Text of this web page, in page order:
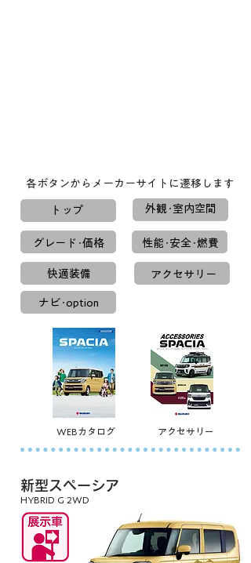
各ボタンからメーカーサイトに遷移します
トップ
グレード･価格 性能･安全･燃費
快適装備 アクセサリー
ナビ･option
外観･室内空間
WEBカタログ アクセサリー
新型スペーシア
HYBRID G 2WD